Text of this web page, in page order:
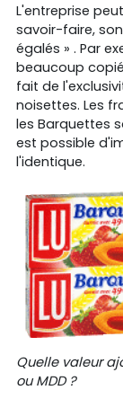
L'entreprise
savoir-faire,
égalés » . Par
beaucoup
fait de
noisettes. Les
les Barquettes
est possible
l'identique.
Quelle valeur
ou MDD ?